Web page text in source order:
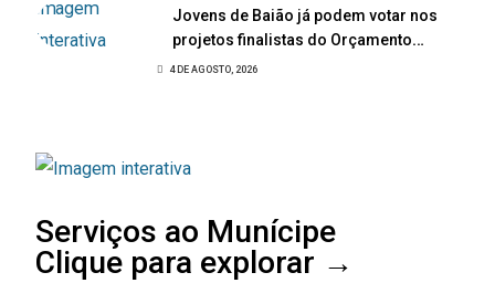
Jovens de Baião já podem votar nos
projetos finalistas do Orçamento
Participativo Jovem 2026
4 DE AGOSTO, 2026
Serviços ao Munícipe
Clique para explorar →